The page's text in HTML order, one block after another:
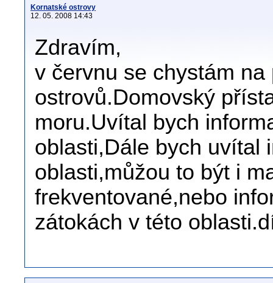
Kornatské ostrovy
12. 05. 2008 14:43
Zdravím,
v červnu se chystám
ostrovů.Domovský
moru.Uvítal bych
oblasti,Dále bych uvítal
oblasti,můžou to být i
frekventované,nebo
zátokách v této